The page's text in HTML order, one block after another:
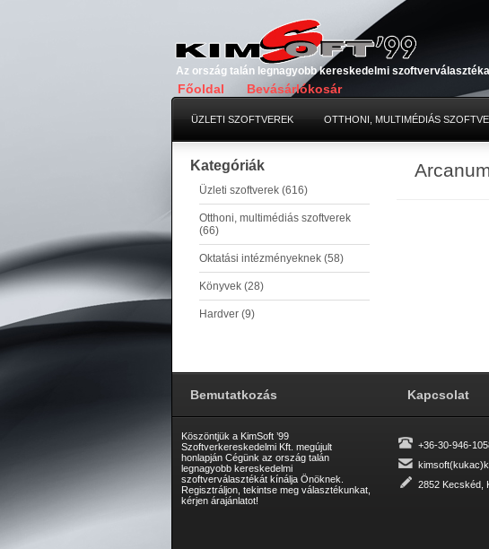
Főoldal Bevásárlókosár
Az ország talán legnagyobb kereskedelmi szoftverválasztéka
ÜZLETI SZOFTVEREK OTTHONI, MULTIMÉDIÁS
Kategóriák
Üzleti szoftverek (616)
Otthoni, multimédiás szoftverek
(66)
Oktatási intézményeknek (58)
Könyvek (28)
Hardver (9)
Arcanum
Bemutatkozás
Köszöntjük a KimSoft ’99
Szoftverkereskedelmi Kft. megújult
honlapján Cégünk az ország talán
legnagyobb kereskedelmi
szoftverválasztékát kínálja Önöknek.
Regisztráljon, tekintse meg választékunkat,
kérjen árajánlatot!
Kapcsolat
+36-30-946-
2852 Kecskéd,